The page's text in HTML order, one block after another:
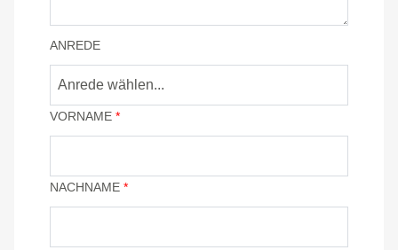
ANREDE
Anrede wählen...
VORNAME *
NACHNAME *